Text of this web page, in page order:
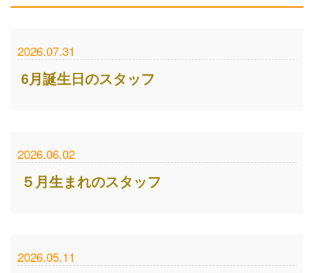
2026.07.31
6月誕生日のスタッフ
2026.06.02
５月生まれのスタッフ
2026.05.11